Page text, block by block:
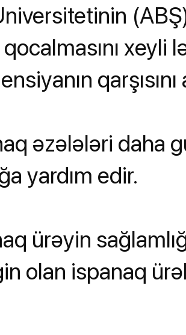
xeyli
qarşısını
əzələləri daha
yardım edir.
ürəyin
olan ispanaq